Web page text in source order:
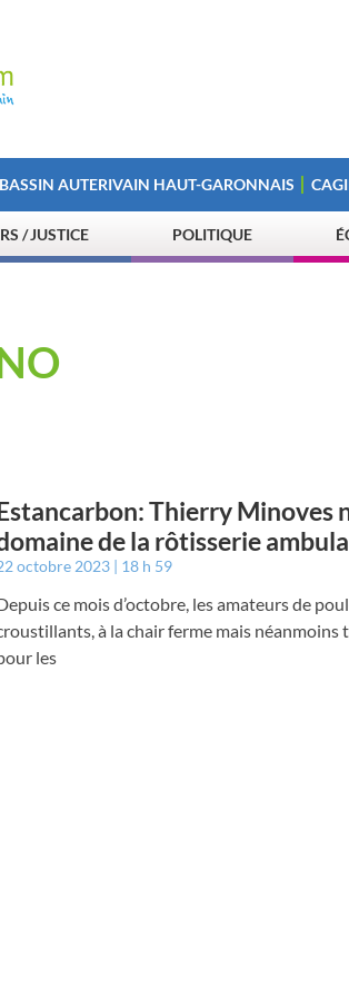
BASSIN AUTERIVAIN HAUT-GARONNAIS
/ JUSTICE POLITIQUE
Thierry Minoves
de la rôtisserie
octobre 2023 18 h 59
ce mois d’octobre, les amateurs de
à la chair ferme mais
les